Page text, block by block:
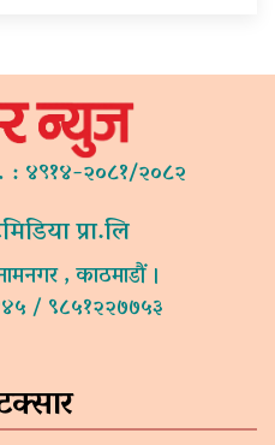
: ४९१४-२०८१/२०८२
प्रा.लि
, काठमाडौं ।
/ ९८५१२२७७५३